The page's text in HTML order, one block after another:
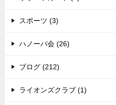
スポーツ (3)
ハノーバ会 (26)
ブログ (212)
ライオンズクラブ (1)